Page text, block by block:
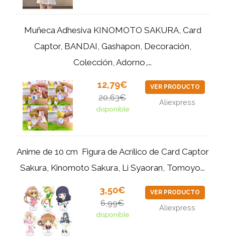
Muñeca Adhesiva KINOMOTO SAKURA, Card
Captor, BANDAI, Gashapon, Decoración,
Colección, Adorno,...
12,79€
20,63€
disponible
VER PRODUCTO
Aliexpress
Anime de 10 cm ‌ Figura de Acrílico de Card Captor
Sakura, Kinomoto Sakura, Li Syaoran, Tomoyo...
3,50€
6,99€
disponible
VER PRODUCTO
Aliexpress